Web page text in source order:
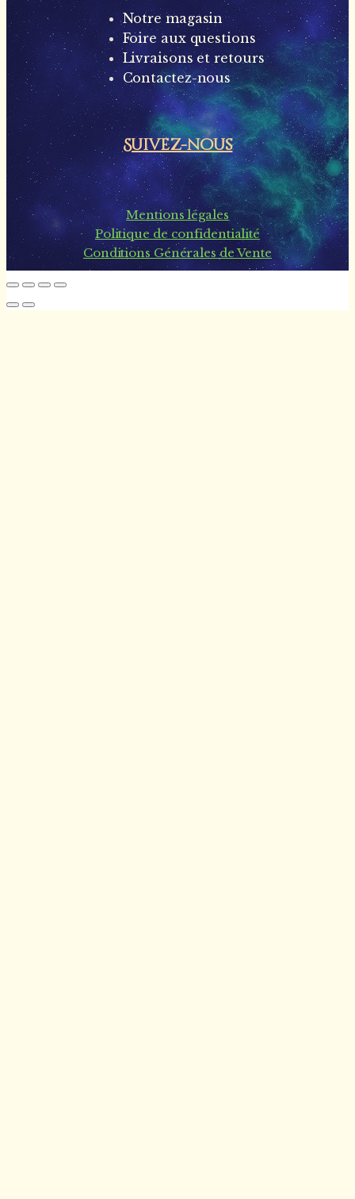
Notre magasin
Foire aux questions
Livraisons et retours
Contactez-nous
Suivez-nous
Mentions légales
Politique de confidentialité
Conditions Générales de Vente